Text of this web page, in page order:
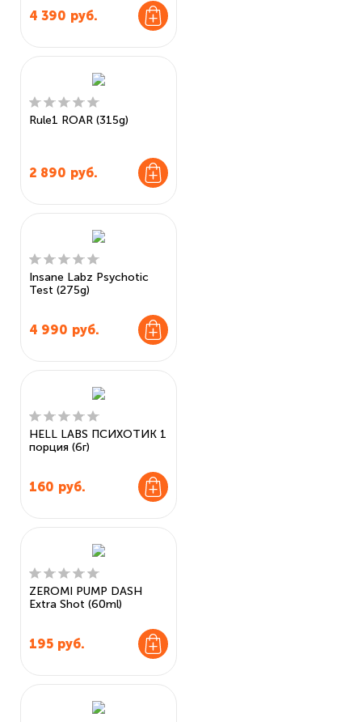
4 390 руб.
Rule1 ROAR (315g)
2 890 руб.
Insane Labz Psychotic
Test (275g)
4 990 руб.
HELL LABS ПСИХОТИК 1
порция (6г)
160 руб.
ZEROMI PUMP DASH
Extra Shot (60ml)
195 руб.